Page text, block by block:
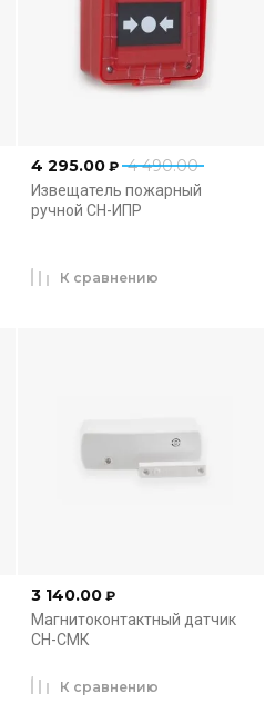
4 490.00
4 295.00 ₽
Извещатель пожарный
ручной СН-ИПР
К сравнению
3 140.00 ₽
Магнитоконтактный датчик
СН-СМК
К сравнению